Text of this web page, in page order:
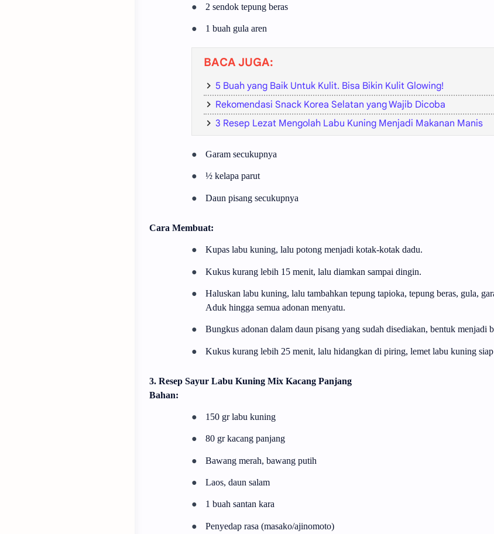
● 2 sendok tepung beras
● 1 buah gula aren
BACA JUGA:
5 Buah yang Baik Untuk Kulit. Bisa Bikin Kulit Glowing!
Rekomendasi Snack Korea Selatan yang Wajib Dicoba
3 Resep Lezat Mengolah Labu Kuning Menjadi Makanan Manis
● Garam secukupnya
● ½ kelapa parut
● Daun pisang secukupnya
Cara Membuat:
● Kupas labu kuning, lalu potong menjadi kotak-kotak dadu.
● Kukus kurang lebih 15 menit, lalu diamkan sampai dingin.
●
Haluskan labu kuning, lalu tambahkan tepung tapioka, tepung beras, gula,
Aduk hingga semua adonan menyatu.
● Bungkus adonan dalam daun pisang yang sudah disediakan, bentuk menjadi
● Kukus kurang lebih 25 menit, lalu hidangkan di piring, lemet labu kuning
3. Resep Sayur Labu Kuning Mix Kacang Panjang
Bahan:
● 150 gr labu kuning
● 80 gr kacang panjang
● Bawang merah, bawang putih
● Laos, daun salam
● 1 buah santan kara
● Penyedap rasa (masako/ajinomoto)